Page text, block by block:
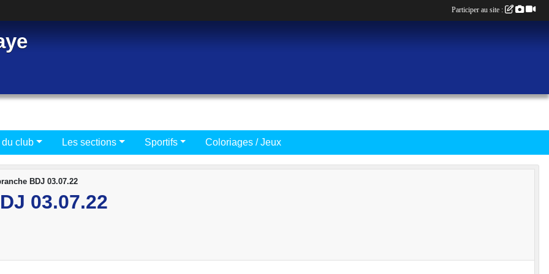
du club Les sections Sportifs Coloriages / Jeux
BDJ 03.07.22
03.07.22
Participer au site :